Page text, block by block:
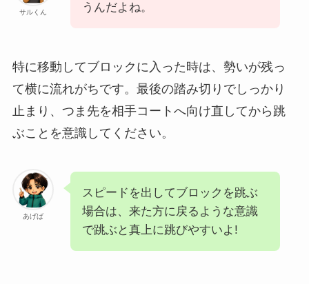
サルくん
うんだよね。
特に移動してブロックに入った時は、勢いが残っ
て横に流れがちです。最後の踏み切りでしっかり
止まり、つま先を相手コートへ向け直してから跳
ぶことを意識してください。
あげば
スピードを出してブロックを跳ぶ
場合は、来た方に戻るような意識
で跳ぶと真上に跳びやすいよ!